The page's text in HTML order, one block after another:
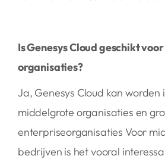
Is Genesys Cloud geschikt
organisaties?
Ja, Genesys Cloud kan worden
middelgrote organisaties en
enterpriseorganisaties Voor
bedrijven is het vooral